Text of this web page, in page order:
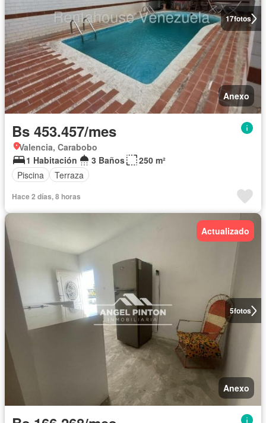
17fotos
Anexo
Bs 453.457/mes
Valencia, Carabobo
1 Habitación
3 Baños
250 m²
Piscina
Terraza
Hace 2 días, 8 horas
5fotos
Actualizado
Anexo